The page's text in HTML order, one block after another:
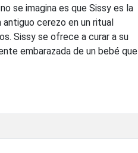
se imagina es que Sissy es la
cerezo en un ritual
Sissy se ofrece a curar a su
embarazada de un bebé que